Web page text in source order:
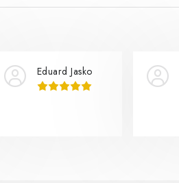
Eduard Jasko